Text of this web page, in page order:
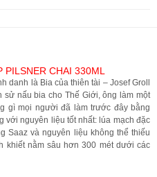
CHAI 330ML
danh là Bia của thiên tài – Josef Groll
nấu bia cho Thế Giới, ông làm một
gì mọi người đã làm trước đây bằng
với nguyên liệu tốt nhất: lúa mạch đặc
Saaz và nguyên liệu không thể thiếu
khiết nằm sâu hơn 300 mét dưới các